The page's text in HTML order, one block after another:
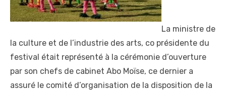
La ministre de
la culture et de l’industrie des arts, co présidente du
festival était représenté à la cérémonie d’ouverture
par son chefs de cabinet Abo Moïse, ce dernier a
assuré le comité d’organisation de la disposition de la